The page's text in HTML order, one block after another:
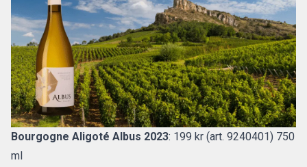
Bourgogne Aligoté Albus 2023: 199 kr (art. 9240401) 750
ml